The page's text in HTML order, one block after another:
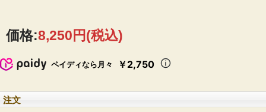
※モルト原酒64.3％
※グレーン原酒35.7％
価格:8,250円(税込)
ペイディなら月々 ￥2,750
注文